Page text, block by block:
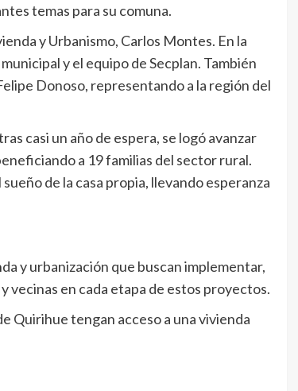
temas para su comuna.
y Urbanismo, Carlos Montes. En la
y el equipo de Secplan. También
Donoso, representando a la región del
casi un año de espera, se logó avanzar
a 19 familias del sector rural.
de la casa propia, llevando esperanza
y urbanización que buscan implementar,
vecinas en cada etapa de estos proyectos.
Quirihue tengan acceso a una vivienda